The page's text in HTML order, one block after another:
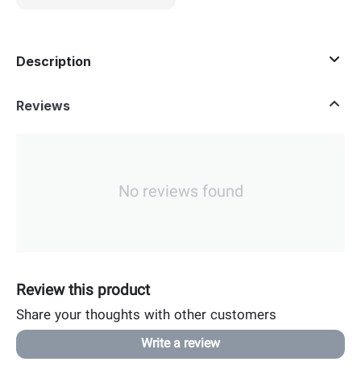
Description
Reviews
No reviews found
Review this product
Share your thoughts with other customers
Write a review